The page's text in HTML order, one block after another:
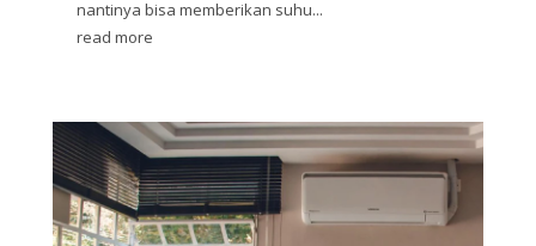
nantinya bisa memberikan suhu...
read more